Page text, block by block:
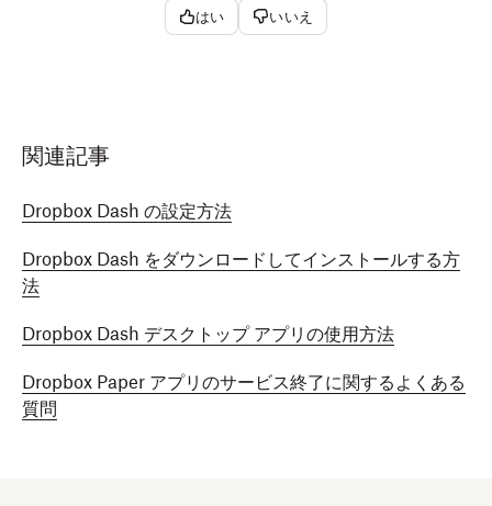
はい いいえ
関連記事
Dropbox Dash の設定方法
Dropbox Dash をダウンロードしてインストールする方
法
Dropbox Dash デスクトップ アプリの使用方法
Dropbox Paper アプリのサービス終了に関するよくある
質問